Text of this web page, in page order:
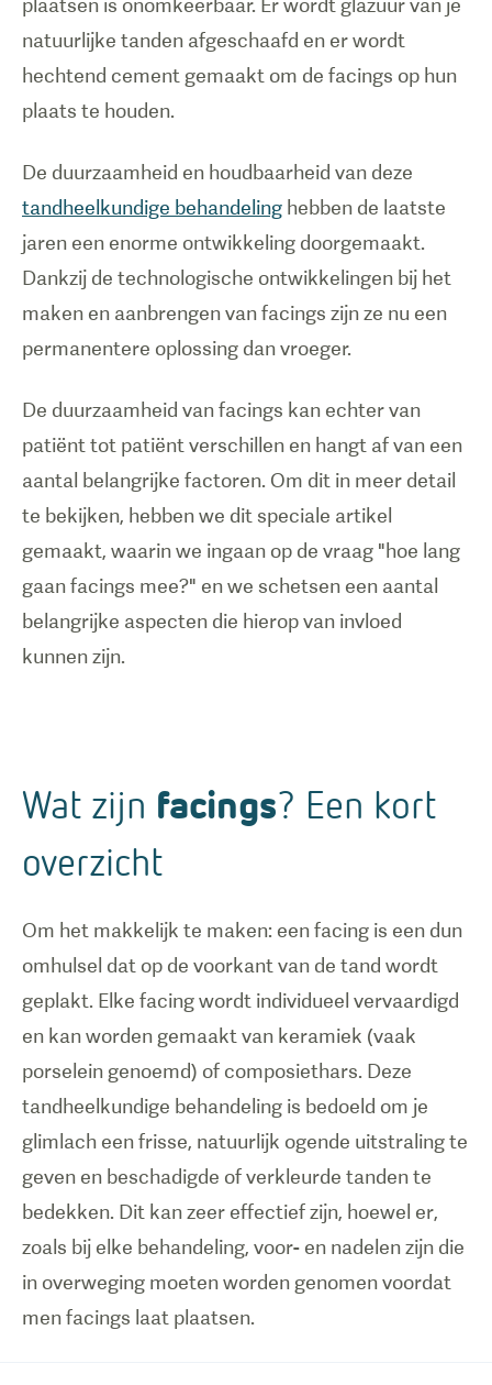
plaatsen is onomkeerbaar. Er wordt glazuur van je
natuurlijke tanden afgeschaafd en er wordt
hechtend cement gemaakt om de facings op hun
plaats te houden.
De duurzaamheid en houdbaarheid van deze
tandheelkundige behandeling hebben de laatste
jaren een enorme ontwikkeling doorgemaakt.
Dankzij de technologische ontwikkelingen bij het
maken en aanbrengen van facings zijn ze nu een
permanentere oplossing dan vroeger.
De duurzaamheid van facings kan echter van
patiënt tot patiënt verschillen en hangt af van een
aantal belangrijke factoren. Om dit in meer detail
te bekijken, hebben we dit speciale artikel
gemaakt, waarin we ingaan op de vraag "hoe lang
gaan facings mee?" en we schetsen een aantal
belangrijke aspecten die hierop van invloed
kunnen zijn.
Wat zijn facings? Een kort
overzicht
Om het makkelijk te maken: een facing is een dun
omhulsel dat op de voorkant van de tand wordt
geplakt. Elke facing wordt individueel vervaardigd
en kan worden gemaakt van keramiek (vaak
porselein genoemd) of composiethars. Deze
tandheelkundige behandeling is bedoeld om je
glimlach een frisse, natuurlijk ogende uitstraling te
geven en beschadigde of verkleurde tanden te
bedekken. Dit kan zeer effectief zijn, hoewel er,
zoals bij elke behandeling, voor- en nadelen zijn die
in overweging moeten worden genomen voordat
men facings laat plaatsen.